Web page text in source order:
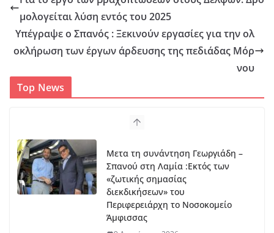
μολογείται λύση εντός του 2025
Υπέγραψε ο Σπανός : Ξεκινούν εργασίες για την ολ
οκλήρωση των έργων άρδευσης της πεδιάδας Μόρ
νου
Top News
Mετα τη συνάντηση Γεωργιάδη –
Σπανού στη Λαμία :Εκτός των
«ζωτικής σημασίας
διεκδικήσεων» του
Περιφερειάρχη το Νοσοκομείο
Άμφισσας